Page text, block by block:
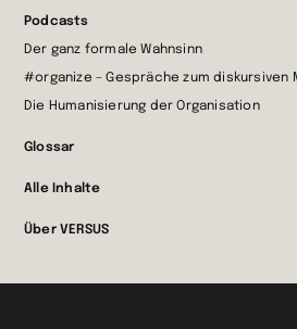
Podcasts
Der ganz formale Wahnsinn
#organize – Gespräche zum diskursiven
Die Humanisierung der Organisation
Glossar
Alle Inhalte
Über VERSUS